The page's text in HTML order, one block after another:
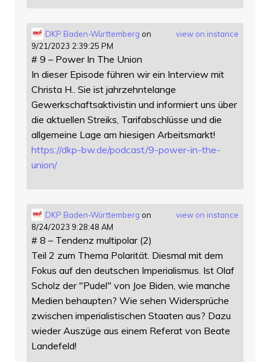
view on instance
DKP Baden-Württemberg on
9/21/2023 2:39:25 PM
# 9 – Power In The Union
In dieser Episode führen wir ein Interview mit
Christa H.. Sie ist jahrzehntelange
Gewerkschaftsaktivistin und informiert uns über
die aktuellen Streiks, Tarifabschlüsse und die
allgemeine Lage am hiesigen Arbeitsmarkt!
https://dkp-bw.de/podcast/9-power-in-the-
union/
view on instance
DKP Baden-Württemberg on
8/24/2023 9:28:48 AM
# 8 – Tendenz multipolar (2)
Teil 2 zum Thema Polarität. Diesmal mit dem
Fokus auf den deutschen Imperialismus. Ist Olaf
Scholz der "Pudel" von Joe Biden, wie manche
Medien behaupten? Wie sehen Widersprüche
zwischen imperialistischen Staaten aus? Dazu
wieder Auszüge aus einem Referat von Beate
Landefeld!